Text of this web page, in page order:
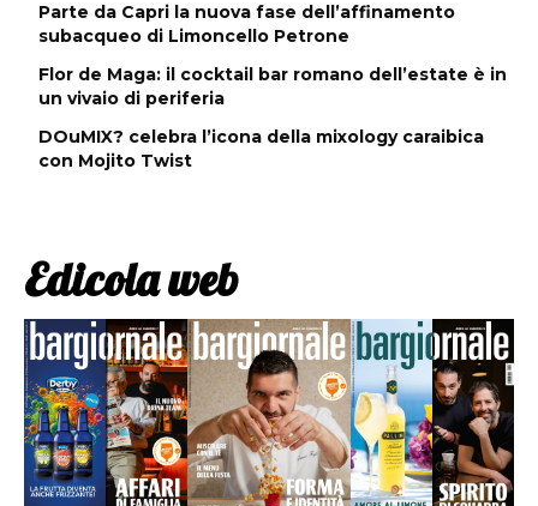
Parte da Capri la nuova fase dell’affinamento
subacqueo di Limoncello Petrone
Flor de Maga: il cocktail bar romano dell’estate è in
un vivaio di periferia
DOuMIX? celebra l’icona della mixology caraibica
con Mojito Twist
Edicola web